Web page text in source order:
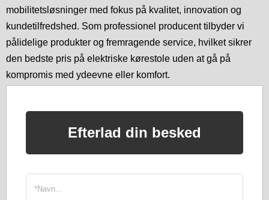
mobilitetsløsninger med fokus på kvalitet, innovation og
kundetilfredshed. Som professionel producent tilbyder vi
pålidelige produkter og fremragende service, hvilket sikrer
den bedste pris på elektriske kørestole uden at gå på
kompromis med ydeevne eller komfort.
Efterlad din besked